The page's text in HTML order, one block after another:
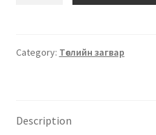
Category: Төслийн загвар
Description